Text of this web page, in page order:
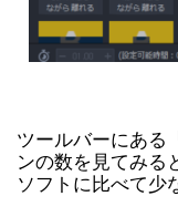
ツールバーにある
ンの数を見てみる
ソフトに比べて少